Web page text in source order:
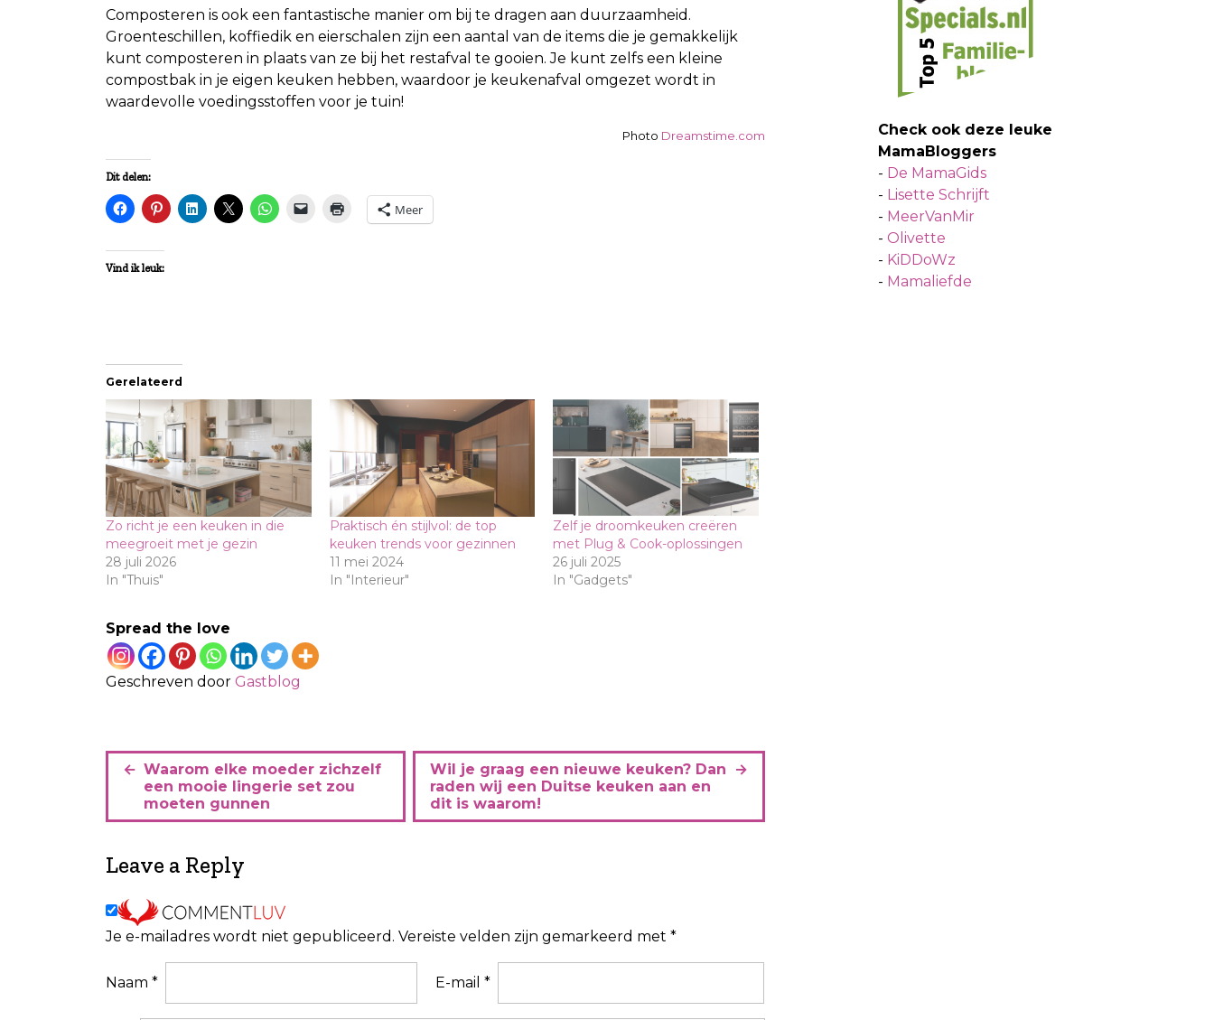
Composteren is ook een fantastische manier om bij te dragen aan duurzaamheid.
Groenteschillen, koffiedik en eierschalen zijn een aantal van de items die je gemakkelijk
kunt composteren in plaats van ze bij het restafval te gooien. Je kunt zelfs een kleine
compostbak in je eigen keuken hebben, waardoor je keukenafval omgezet wordt in
waardevolle voedingsstoffen voor je tuin!
Photo Dreamstime.com
Dit delen:
Meer
Vind ik leuk:
Gerelateerd
Zo richt je een keuken in die
meegroeit met je gezin
28 juli 2026
In "Thuis"
Praktisch én stijlvol: de top
keuken trends voor gezinnen
11 mei 2024
In "Interieur"
Zelf je droomkeuken creëren
met Plug & Cook-oplossingen
26 juli 2025
In "Gadgets"
Spread the love
Geschreven door Gastblog
r
c
h
t
a
Waarom elke moeder zichzelf
een mooie lingerie set zou
moeten gunnen
Wil je graag een nieuwe keuken? Dan
raden wij een Duitse keuken aan en
dit is waarom!
Leave a Reply
Je e-mailadres wordt niet gepubliceerd. Vereiste velden zijn gemarkeerd met *
Naam * E-mail *
Check ook deze leuke
MamaBloggers
- De MamaGids
- Lisette Schrijft
- MeerVanMir
- Olivette
- KiDDoWz
- Mamaliefde